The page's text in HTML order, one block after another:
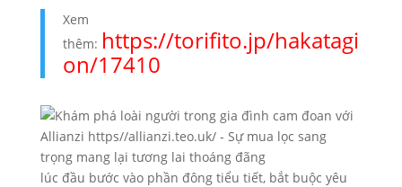
Xem
thêm: https://torifito.jp/hakatagi
on/17410
lúc đầu bước vào phần đông tiểu tiết, bắt buộc yêu